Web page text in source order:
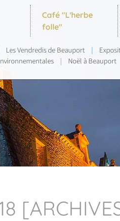
Café "L'herbe
folle"
Les Vendredis de Beauport |
| Noël à Beauport